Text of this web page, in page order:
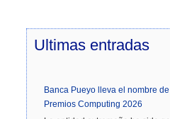
Ultimas entradas
Banca Pueyo lleva el nombre
Premios Computing 2026